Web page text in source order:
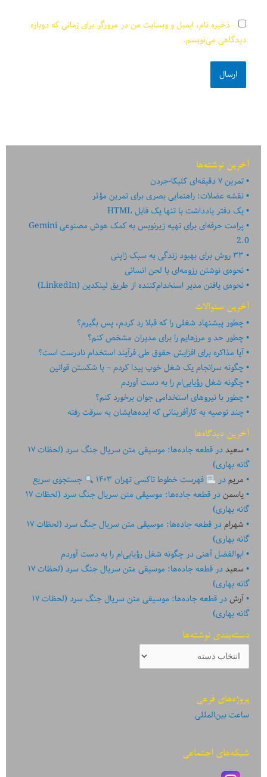
ذخیره نام، ایمیل و وبسایت من در مرورگر برای زمانی که دوباره
دیدگاهی می‌نویسم.
آخرین نوشته‌ها
تمرین ۷ دقیقه‌ای کلیکا-جردن
نقشه عضلات: راهنمایی بصری برای تمرین مؤثر
یک دفتر یادداشت با تنها یک فایل HTML
پرامت حرفه‌ای برای تهیه زیرنویس به کمک هوش مصنوعی Gemini
2.0
۳۳ روش برای بهبود زندگی به سبک ژاپنی
نحوه‌ی نوشتن رزومه‌ای با لحن انسانی
نحوه‌ی یافتن مدیر استخدام‌کننده از طریق لینکدین (LinkedIn)
آخرین سئوالات
چطور پیشنهاد شغلی را که قبلا رد کردم، پس بگیرم؟
چطور حد و مرزهایم را برای مدیران مشخص کنم؟
آیا مذاکره برای افزایش حقوق طی فرآیند استخدام نادرست است؟
چگونه سرانجام یک شغل خوب پیدا کردم – با شکستن قوانین
چگونه شغل رؤیایی‌ام را به دست آوردم
چطور با نیروهای استخدامی جوان برخورد کنم؟
چند توصیه به کارآفرینانی که ایده‏‏‌‏‏‌هایشان به سرقت رفته
آخرین دیدگاه‌ها
سعیددر
قطعه جاده‌ها: موسیقی متن سریال جنگ سرد (لحظات ۱۷
گانه بهاری)
مریمدر فهرست خطوط تاکسی تهران ۱۴۰۳
جستجوی سریع
یاسمندر
قطعه جاده‌ها: موسیقی متن سریال جنگ سرد (لحظات ۱۷
گانه بهاری)
شهرامدر
قطعه جاده‌ها: موسیقی متن سریال جنگ سرد (لحظات ۱۷
گانه بهاری)
ابوالفضل آهنیدرچگونه شغل رؤیایی‌ام را به دست آوردم
سعیددر
قطعه جاده‌ها: موسیقی متن سریال جنگ سرد (لحظات ۱۷
گانه بهاری)
آرشدر
قطعه جاده‌ها: موسیقی متن سریال جنگ سرد (لحظات ۱۷
گانه بهاری)
دسته‌بندی نوشته‌ها
دسته‌بندی
نوشته‌ها
پروژه‌های فرعی
ساعت بین‌المللی
شبکه‌های اجتماعی